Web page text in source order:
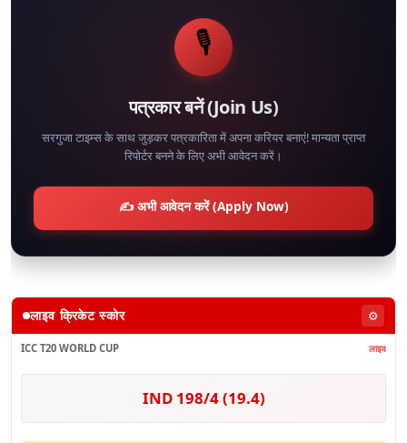
🎙️
पत्रकार बनें (Join Us)
सरगुजा टाइम्स के साथ जुड़कर पत्रकारिता में अपना करियर बनाएं! मान्यता प्राप्त
रिपोर्टर बनने के लिए अभी आवेदन करें।
✍️ अभी आवेदन करें (Apply Now)
लाइव क्रिकेट स्कोर ⚙️
ICC T20 WORLD CUP लाइव
IND 198/4 (19.4)